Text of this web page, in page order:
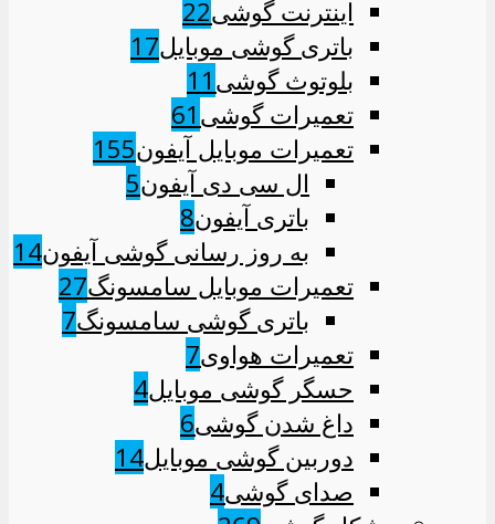
اینترنت گوشی22
باتری گوشی موبایل17
بلوتوث گوشی11
تعمیرات گوشی61
تعمیرات موبایل آیفون155
ال سی دی آیفون5
باتری آیفون8
به روز رسانی گوشی آیفون14
تعمیرات موبایل سامسونگ27
باتری گوشی سامسونگ7
تعمیرات هواوی7
حسگر گوشی موبایل4
داغ شدن گوشی6
دوربین گوشی موبایل14
صدای گوشی4